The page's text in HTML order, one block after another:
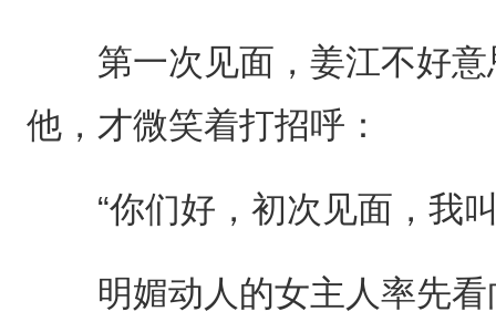
第一次见面，姜江不好意
他，才微笑着打招呼：
“你们好，初次见面，我叫
明媚动人的女主人率先看